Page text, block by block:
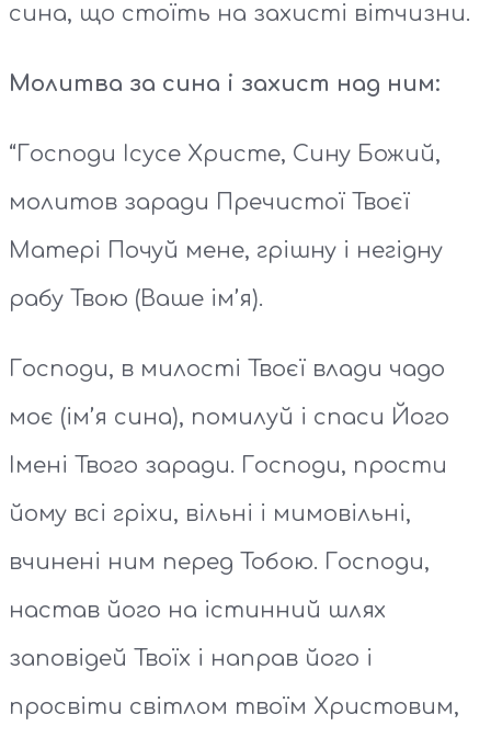
сина, що стоїть на захисті вітчизни.
Молитва за сина і захист над ним:
“Господи Ісусе Христе, Сину Божий,
молитов заради Пречистої Твоєї
Матері Почуй мене, грішну і негідну
рабу Твою (Ваше ім’я).
Господи, в милості Твоєї влади чадо
моє (ім’я сина), помилуй і спаси Його
Імені Твого заради. Господи, прости
йому всі гріхи, вільні і мимовільні,
вчинені ним перед Тобою. Господи,
настав його на істинний шлях
заповідей Твоїх і направ його і
просвіти світлом твоїм Христовим,